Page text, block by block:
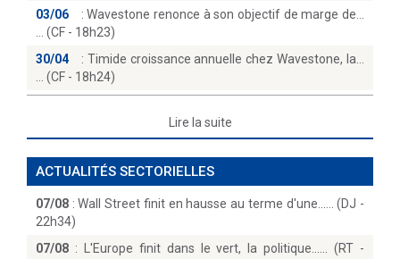
03/06
:Wavestone renonce à son objectif de marge de...
(CF - 18h23)
30/04
: Timide croissance annuelle chez Wavestone, la...
(CF - 18h24)
Lire la suite
ACTUALITÉS SECTORIELLES
07/08 :Wall Street finit en hausse au terme d'une...… (DJ -
22h34)
07/08 :
L'Europe finit dans le vert, la politique...… (RT -